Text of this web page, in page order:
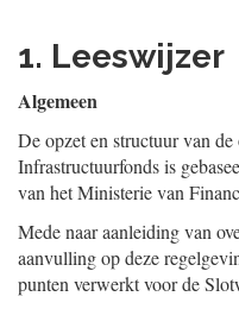
1. Leeswijzer
Algemeen
De opzet en structuur van
Infrastructuurfonds is
van het Ministerie van
Mede naar aanleiding van
aanvulling op deze
punten verwerkt voor de